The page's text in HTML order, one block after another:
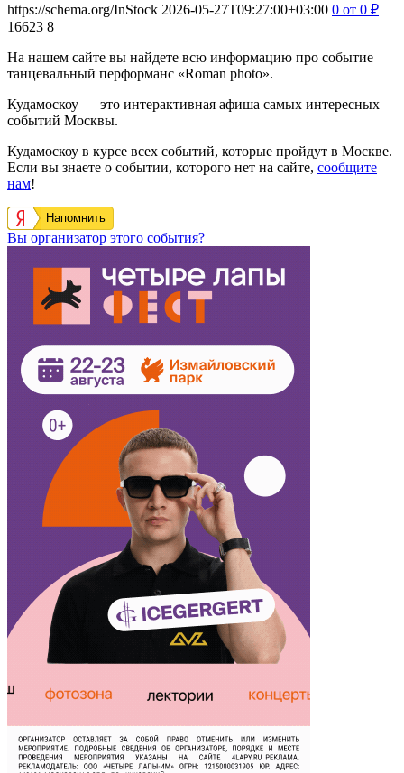
https://schema.org/InStock 2026-05-27T09:27:00+03:00 0 от 0 ₽
16623 8
На нашем сайте вы найдете всю информацию про событие
танцевальный перформанс «Roman photo».
Кудамоскоу — это интерактивная афиша самых интересных
событий Москвы.
Кудамоскоу в курсе всех событий, которые пройдут в Москве.
Если вы знаете о событии, которого нет на сайте, сообщите
нам!
Напомнить
Вы организатор этого события?